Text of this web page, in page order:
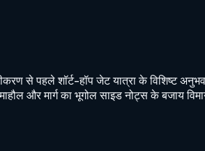
से पहले शॉर्ट-हॉप जेट यात्रा के विशिष्ट
और मार्ग का भूगोल साइड नोट्स के बजाय